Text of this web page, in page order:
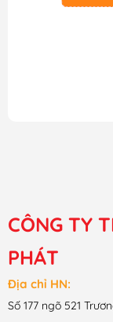
CÔNG TY
PHÁT
Địa chỉ HN:
Số 177 ngõ 521